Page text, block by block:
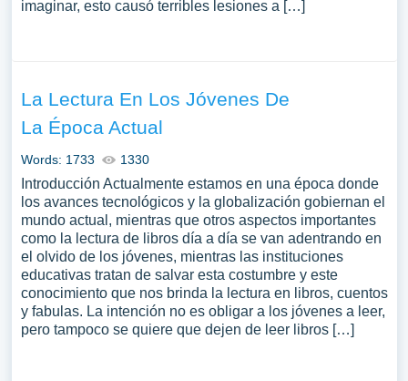
imaginar, esto causó terribles lesiones a […]
La Lectura En Los Jóvenes De
La Época Actual
Words: 1733 1330
Introducción Actualmente estamos en una época donde
los avances tecnológicos y la globalización gobiernan el
mundo actual, mientras que otros aspectos importantes
como la lectura de libros día a día se van adentrando en
el olvido de los jóvenes, mientras las instituciones
educativas tratan de salvar esta costumbre y este
conocimiento que nos brinda la lectura en libros, cuentos
y fabulas. La intención no es obligar a los jóvenes a leer,
pero tampoco se quiere que dejen de leer libros […]